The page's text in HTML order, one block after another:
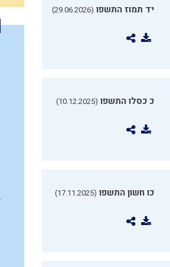
יד תמוז התשפו (29.06.2026)
כ כסלו התשפו (10.12.2025)
כו חשון התשפו (17.11.2025)